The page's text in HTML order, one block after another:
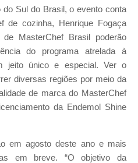
Sul do Brasil, o evento conta
de cozinha, Henrique Fogaça
MasterChef Brasil poderão
do programa atrelada à
jeito único e especial. Ver o
diversas regiões por meio da
de marca do MasterChef
da Endemol Shine
em agosto deste ano e mais
em breve. “O objetivo da